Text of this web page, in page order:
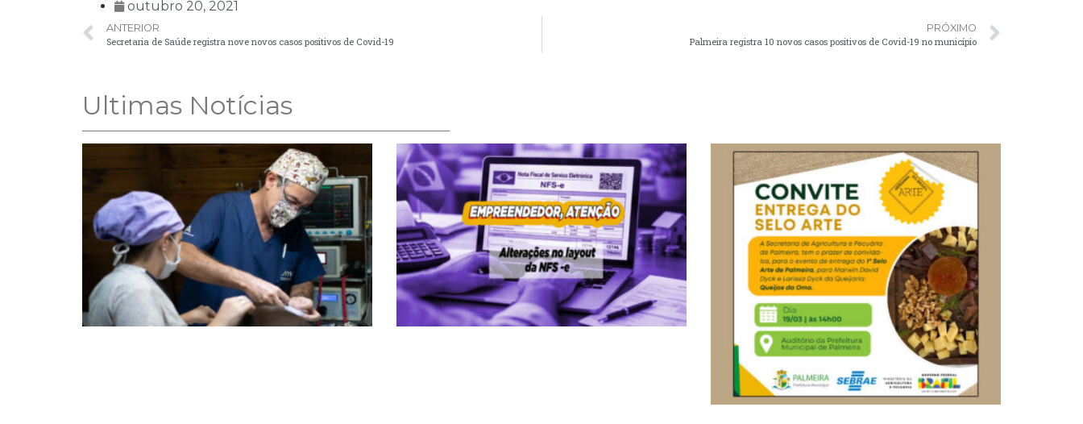
outubro 20, 2021
ANTERIOR
Secretaria de Saúde registra nove novos casos positivos de Covid-19
PRÓXIMO
Palmeira registra 10 novos casos positivos de Covid-19 no município
Ultimas Notícias